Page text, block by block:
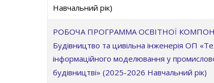
Навчальний рік)
РОБОЧА ПРОГРАММА ОСВІТНОЇ
Будівництво та цивільна інженерія ОП
інформаційного моделювання у
будівництві» (2025-2026 Навчальний рік)